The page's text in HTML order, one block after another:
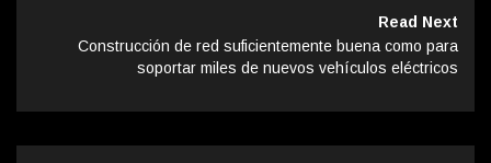
Read Next
Construcción de red suficientemente buena como para
soportar miles de nuevos vehículos eléctricos